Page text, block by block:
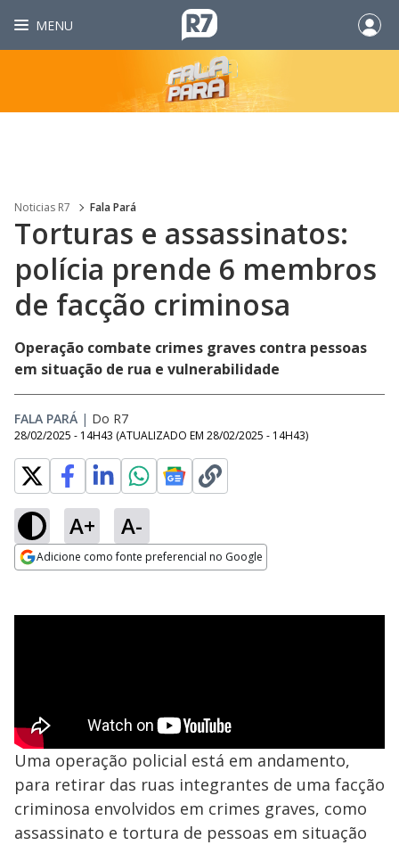
MENU
Noticias R7 Fala Pará
Torturas e assassinatos:
polícia prende 6 membros
de facção criminosa
Operação combate crimes graves contra pessoas
em situação de rua e vulnerabilidade
FALA PARÁ | Do R7
28/02/2025 - 14H43 (ATUALIZADO EM 28/02/2025 - 14H43)
A+ A-
Adicione como fonte preferencial no Google
Uma operação policial está em andamento,
para retirar das ruas integrantes de uma facção
criminosa envolvidos em crimes graves, como
assassinato e tortura de pessoas em situação